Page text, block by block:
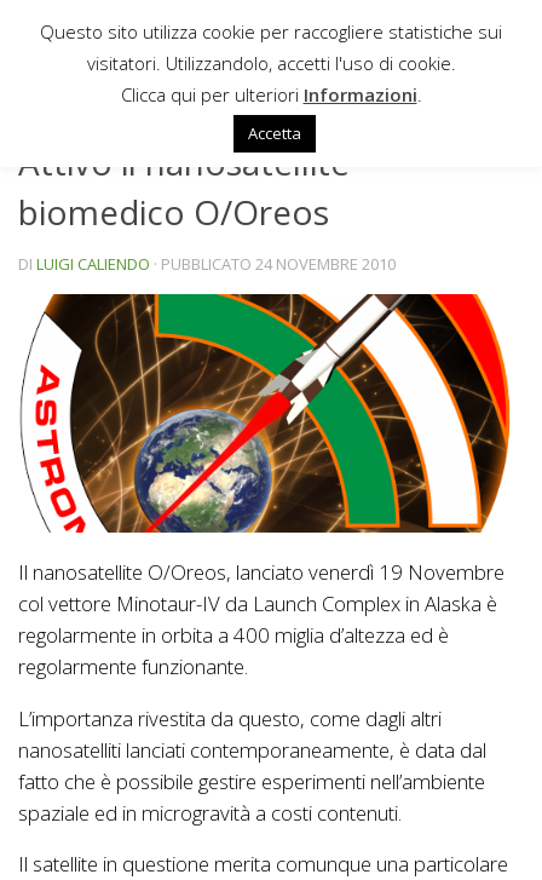
Sotto il contenuto
Attivo il nanosatellite
biomedico O/Oreos
DI LUIGI CALIENDO · PUBBLICATO 24 NOVEMBRE 2010
Il nanosatellite O/Oreos, lanciato venerdì 19 Novembre
col vettore Minotaur-IV da Launch Complex in Alaska è
regolarmente in orbita a 400 miglia d’altezza ed è
regolarmente funzionante.
L’importanza rivestita da questo, come dagli altri
nanosatelliti lanciati contemporaneamente, è data dal
fatto che è possibile gestire esperimenti nell’ambiente
spaziale ed in microgravità a costi contenuti.
Il satellite in questione merita comunque una particolare
Questo sito utilizza cookie per raccogliere statistiche sui
visitatori. Utilizzandolo, accetti l'uso di cookie.
Clicca qui per ulteriori Informazioni
Accetta